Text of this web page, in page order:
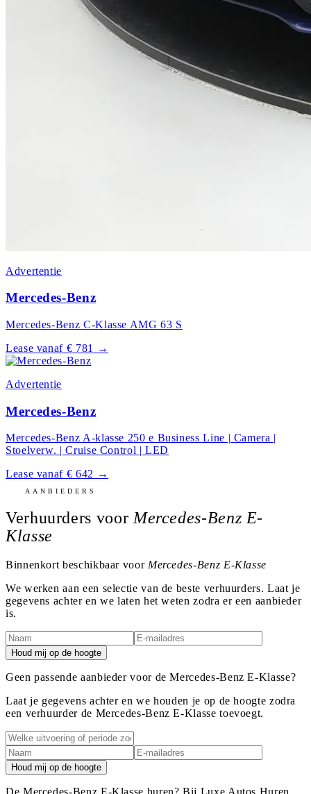
Advertentie
Mercedes-Benz
Mercedes-Benz C-Klasse AMG 63 S
Lease vanaf € 781
→
Advertentie
Mercedes-Benz
Mercedes-Benz A-klasse 250 e Business Line | Camera |
Stoelverw. | Cruise Control | LED
Lease vanaf € 642 →
AANBIEDERS
Verhuurders voorMercedes-Benz E-
Klasse
Binnenkort beschikbaar voor Mercedes-Benz E-Klasse
We werken aan een selectie van de beste verhuurders. Laat je
gegevens achter en we laten het weten zodra er een aanbieder
is.
Houd mij op de hoogte
Geen passende aanbieder voor de Mercedes-Benz E-Klasse?
Laat je gegevens achter en we houden je op de hoogte zodra
een verhuurder de Mercedes-Benz E-Klasse toevoegt.
Houd mij op de hoogte